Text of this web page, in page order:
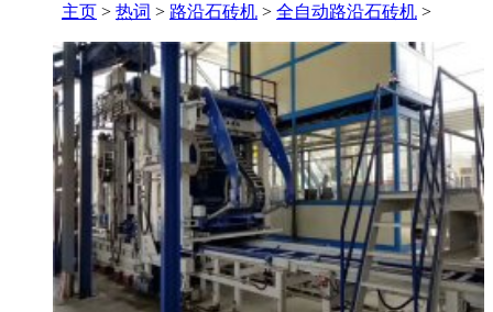
主页 > 热词 > 路沿石砖机 > 全自动路沿石砖机 >